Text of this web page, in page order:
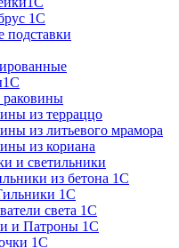
1С
подставки
из терраццо
из литьевого мрамора
из кориана
и светильники
из бетона 1С
1С
света 1С
и Патроны 1С
1С